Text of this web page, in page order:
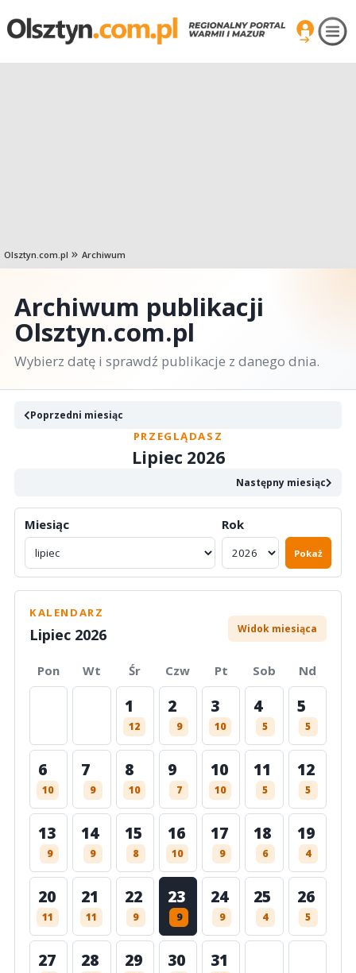
Olsztyn.com.pl Archiwum
Archiwum publikacji
Olsztyn.com.pl
Wybierz datę i sprawdź publikacje z danego dnia.
Poprzedni miesiąc
PRZEGLĄDASZ
Lipiec 2026
Następny miesiąc
Miesiąc Rok
Pokaż
KALENDARZ
Lipiec 2026 Widok miesiąca
Pon Wt Śr Czw Pt Sob Nd
1
12
2
9
3
10
4
5
5
5
6
10
7
9
8
10
9
7
10
10
11
5
12
5
13
9
14
9
15
8
16
10
17
9
18
6
19
4
20
11
21
11
22
9
23
9
24
9
25
4
26
5
27 28 29 30 31